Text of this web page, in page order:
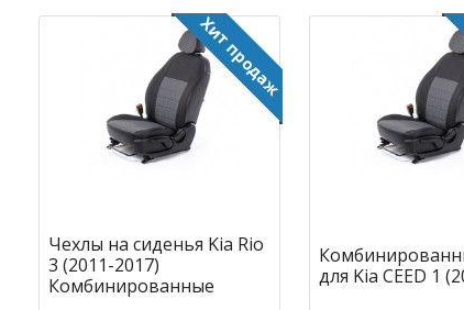
Чехлы на сиденья Kia Rio
3 (2011-2017)
Комбинированные
для Kia CEED 1